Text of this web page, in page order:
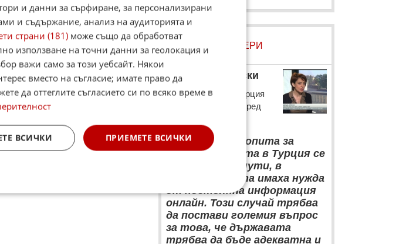
партизанските
му са въздушни
на насаждения от
със снайперист, в
разузнаване.
Ако никой от
първия тур, балотажът ще
ЛОВЦИ НА БИСЕРИ
Надежда Нейнски
Посланикът ни в Турция
Надежда Нейнски пред
“ По време на опита за
преврат нещата в Турция се
случваха в минути, в
секунди. Хората имаха нужда
от постоянна информация
онлайн. Този случай трябва
да постави големия въпрос
за това, че държавата
трябва да бъде адекватна и
и данни за сърфиране, за персонализирани
и съдържание, анализ на аудиторията и
страни (181) може също да обработват
използване на точни данни за геолокация и
важи само за този уебсайт. Някои
вместо на съгласие; имате право да
да оттеглите съгласието си по всяко време в
ПРИЕМЕТЕ ВСИЧКИ
ВСИЧКИ